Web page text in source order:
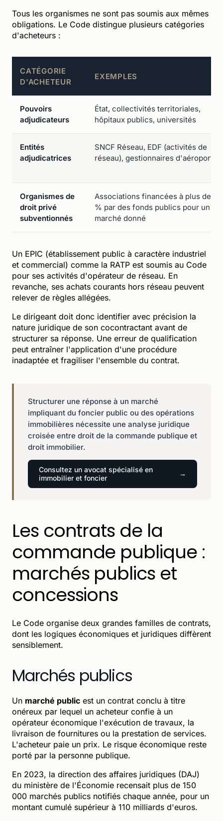
Tous les organismes ne sont pas soumis aux mêmes
obligations. Le Code distingue plusieurs catégories
d'acheteurs :
CATÉGORIE
D'ACHETEUR
EXEMPLES
Pouvoirs
adjudicateurs
État, collectivités territoriales,
hôpitaux publics, universités
Entités
adjudicatrices
SNCF Réseau, EDF (activités de
réseau), gestionnaires d'aéroports
Organismes de
droit privé
subventionnés
Associations financées à plus de 50
% par des fonds publics pour un
marché donné
Un EPIC (établissement public à caractère industriel
et commercial) comme la RATP est soumis au Code
pour ses activités d'opérateur de réseau. En
revanche, ses achats courants hors réseau peuvent
relever de règles allégées.
Le dirigeant doit donc identifier avec précision la
nature juridique de son cocontractant avant de
structurer sa réponse. Une erreur de qualification
peut entraîner l'application d'une procédure
inadaptée et fragiliser l'ensemble du contrat.
Structurer une réponse à un marché
impliquant du foncier public ou des opérations
immobilières nécessite une analyse juridique
croisée entre droit de la commande publique et
droit immobilier.
Consultez un avocat spécialisé en
immobilier et foncier
Les contrats de la
commande publique :
marchés publics et
concessions
Le Code organise deux grandes familles de contrats,
dont les logiques économiques et juridiques diffèrent
sensiblement.
Marchés publics
Un marché public est un contrat conclu à titre
onéreux par lequel un acheteur confie à un
opérateur économique l'exécution de travaux, la
livraison de fournitures ou la prestation de services.
L'acheteur paie un prix. Le risque économique reste
porté par la personne publique.
En 2023, la direction des affaires juridiques (DAJ)
du ministère de l'Économie recensait plus de 150
000 marchés publics notifiés chaque année, pour un
montant cumulé supérieur à 110 milliards d'euros.